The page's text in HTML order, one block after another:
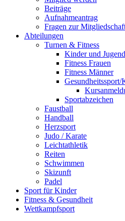
Beiträge
Aufnahmeantrag
Fragen zur
Abteilungen
Turnen & Fitness
Kinder und Jugend
Fitness Frauen
Fitness Männer
Gesundheitssport/
Sportabzeichen
Faustball
Handball
Herzsport
Judo / Karate
Leichtathletik
Reiten
Schwimmen
Skizunft
Padel
Sport für Kinder
Fitness & Gesundheit
Wettkampfsport